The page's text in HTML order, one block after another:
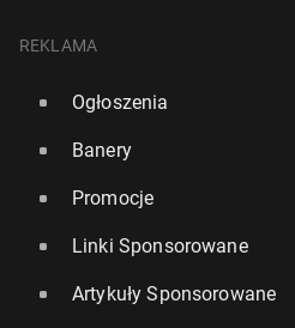
REKLAMA
Ogłoszenia
Banery
Promocje
Linki Sponsorowane
Artykuły Sponsorowane